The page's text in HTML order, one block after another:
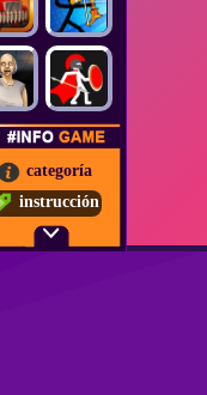
categoría
instrucción